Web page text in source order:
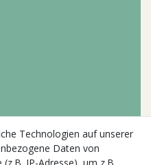
Technologien auf unserer
Daten von